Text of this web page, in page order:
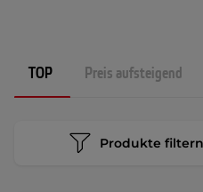
TOP Preis aufsteigend
Produkte filtern